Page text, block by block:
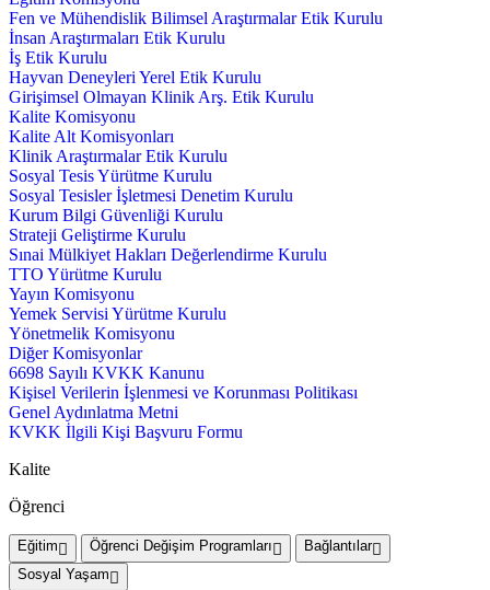
Fen ve Mühendislik Bilimsel Araştırmalar Etik Kurulu
İnsan Araştırmaları Etik Kurulu
İş Etik Kurulu
Hayvan Deneyleri Yerel Etik Kurulu
Girişimsel Olmayan Klinik Arş. Etik Kurulu
Kalite Komisyonu
Kalite Alt Komisyonları
Klinik Araştırmalar Etik Kurulu
Sosyal Tesis Yürütme Kurulu
Sosyal Tesisler İşletmesi Denetim Kurulu
Kurum Bilgi Güvenliği Kurulu
Strateji Geliştirme Kurulu
Sınai Mülkiyet Hakları Değerlendirme Kurulu
TTO Yürütme Kurulu
Yayın Komisyonu
Yemek Servisi Yürütme Kurulu
Yönetmelik Komisyonu
Diğer Komisyonlar
6698 Sayılı KVKK Kanunu
Kişisel Verilerin İşlenmesi ve Korunması Politikası
Genel Aydınlatma Metni
KVKK İlgili Kişi Başvuru Formu
Kalite
Öğrenci
Eğitim Öğrenci Değişim Programları
Bağlantılar
Sosyal Yaşam